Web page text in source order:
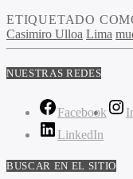
ETIQUETADO
Casimiro Ulloa Lima
NUESTRAS REDES
Facebook
LinkedIn
BUSCAR EN EL SITIO